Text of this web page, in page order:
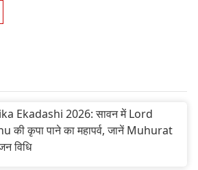
Ekadashi 2026: सावन में Lord
की कृपा पाने का महापर्व, जानें Muhurat
विधि